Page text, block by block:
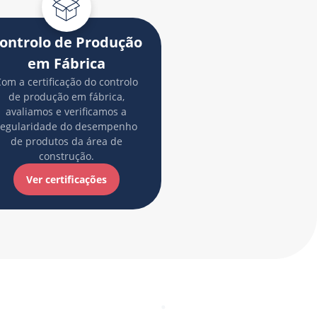
de Produção
em Fábrica
a certificação do controlo
de produção em fábrica,
avaliamos e verificamos a
do desempenho
de produtos da área de
construção.
Ver certificações